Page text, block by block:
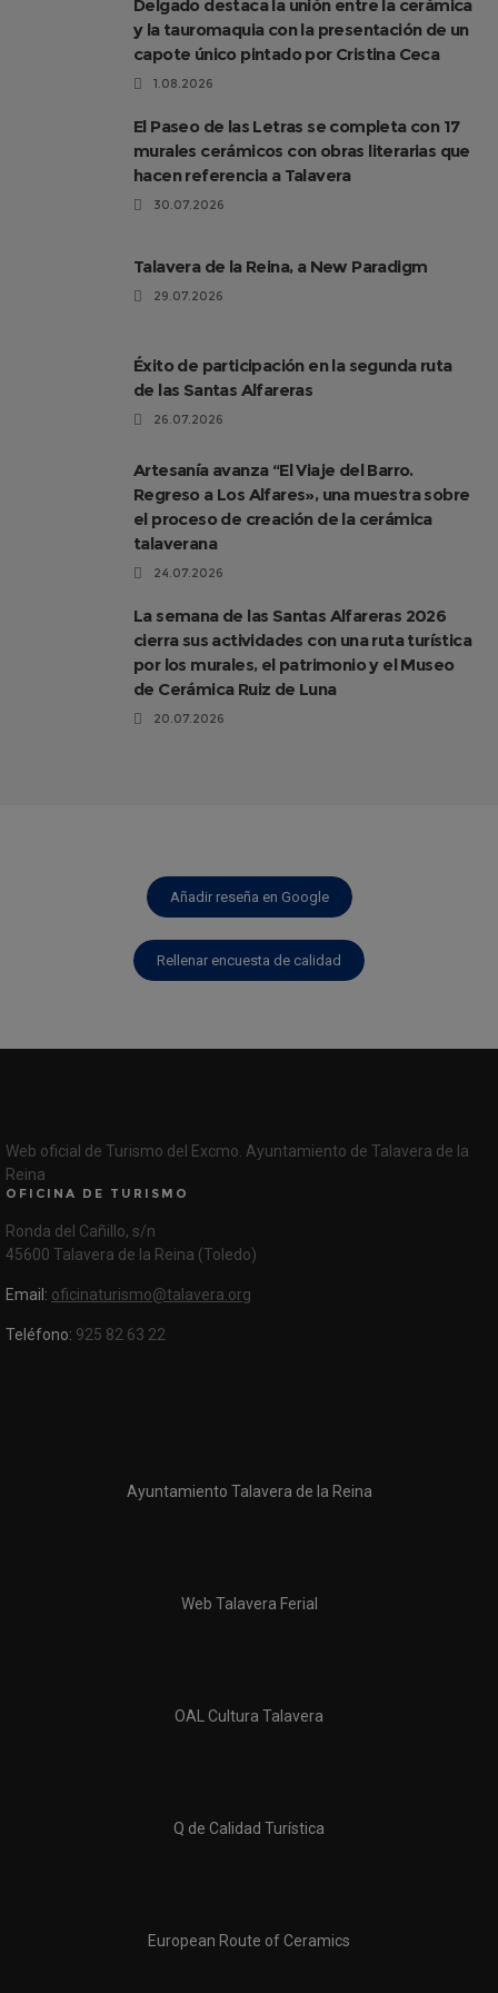
Delgado destaca la unión entre la cerámica
y la tauromaquia con la presentación de un
capote único pintado por Cristina Ceca
1.08.2026
El Paseo de las Letras se completa con 17
murales cerámicos con obras literarias que
hacen referencia a Talavera
30.07.2026
Talavera de la Reina, a New Paradigm
29.07.2026
Éxito de participación en la segunda ruta
de las Santas Alfareras
26.07.2026
Artesanía avanza “El Viaje del Barro.
Regreso a Los Alfares», una muestra sobre
el proceso de creación de la cerámica
talaverana
24.07.2026
La semana de las Santas Alfareras 2026
cierra sus actividades con una ruta turística
por los murales, el patrimonio y el Museo
de Cerámica Ruiz de Luna
20.07.2026
Añadir reseña en Google
Rellenar encuesta de calidad
Web oficial de Turismo del Excmo. Ayuntamiento de Talavera de la
Reina
OFICINA DE TURISMO
Ronda del Cañillo, s/n
45600 Talavera de la Reina (Toledo)
Email: oficinaturismo@talavera.org
Teléfono: 925 82 63 22
Ayuntamiento Talavera de la Reina
Web Talavera Ferial
OAL Cultura Talavera
Q de Calidad Turística
European Route of Ceramics